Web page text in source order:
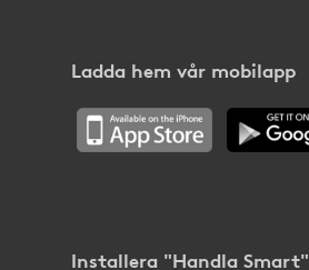
Ladda hem vår mobilapp
Installera "Handla Smart"